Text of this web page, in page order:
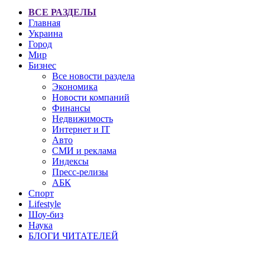
ВСЕ РАЗДЕЛЫ
Главная
Украина
Город
Мир
Бизнес
Все новости раздела
Экономика
Новости компаний
Финансы
Недвижимость
Интернет и IT
Авто
СМИ и реклама
Индексы
Пресс-релизы
АБК
Спорт
Lifestyle
Шоу-биз
Наука
БЛОГИ ЧИТАТЕЛЕЙ